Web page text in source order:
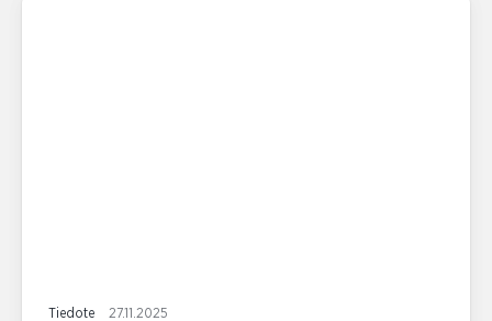
Tiedote 27.11.2025